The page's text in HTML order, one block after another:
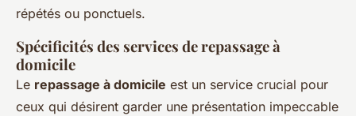
répétés ou ponctuels.
Spécificités des services de repassage à
domicile
Le repassage à domicile est un service crucial pour
ceux qui désirent garder une présentation impeccable